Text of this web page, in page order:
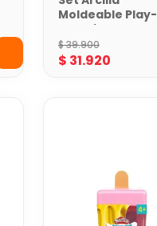
Moldeable Play-
Doh Air Dry Clay
Buddy para
Figuras
$39.900
$ 31.920